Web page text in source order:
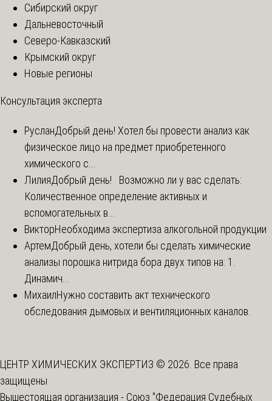
Сибирский округ
Дальневосточный
Северо-Кавказский
Крымский округ
Новые регионы
Консультация эксперта
РусланДобрый день! Хотел бы провести анализ как
физическое лицо на предмет приобретенного
химического с...
ЛилияДобрый день! Возможно ли у вас сделать:
Количественное определение активных и
вспомогательных в...
ВикторНеобходима экспертиза алкогольной продукции
АртемДобрый день, хотели бы сделать химические
анализы порошка нитрида бора двух типов на: 1.
Динамич...
МихаилНужно составить акт технического
обследования дымовых и вентиляционных каналов.
ЦЕНТР ХИМИЧЕСКИХ ЭКСПЕРТИЗ © 2026. Все права
защищены
Вышестоящая организация - Союз "Федерация Судебных